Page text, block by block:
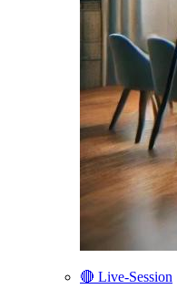
🔴 Live-Session